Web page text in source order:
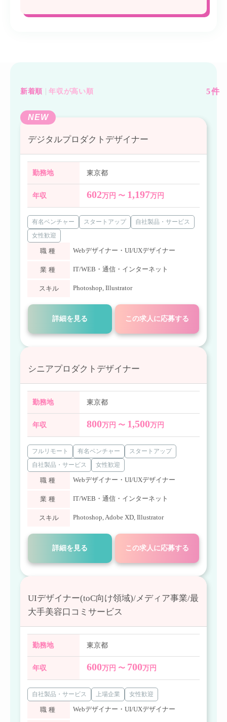
5件
新着順 年収が高い順
NEW
デジタルプロダクトデザイナー
勤務地 東京都
年収 602万円 〜 1,197万円
有名ベンチャー スタートアップ
自社製品・サービス
女性歓迎
職種 Webデザイナー・UI/UXデザイナー
業種 IT/WEB・通信・インターネット
スキル Photoshop, Illustrator
詳細を見る この求人に応募する
シニアプロダクトデザイナー
勤務地 東京都
年収 800万円 〜 1,500万円
フルリモート 有名ベンチャー
スタートアップ
自社製品・サービス
女性歓迎
職種 Webデザイナー・UI/UXデザイナー
業種 IT/WEB・通信・インターネット
スキル Photoshop,Adobe XD, Illustrator
詳細を見る この求人に応募する
UIデザイナー(toC向け領域)/メディア事業/最
大手美容口コミサービス
勤務地 東京都
年収 600万円 〜 700万円
自社製品・サービス 上場企業 女性歓迎
職種 Webデザイナー・UI/UXデザイナー